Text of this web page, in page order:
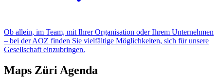
Ob allein, im Team, mit Ihrer Organisation oder Ihrem Unternehmen
– bei der AOZ finden Sie vielfältige Möglichkeiten, sich für unsere
Gesellschaft einzubringen.
Maps Züri Agenda